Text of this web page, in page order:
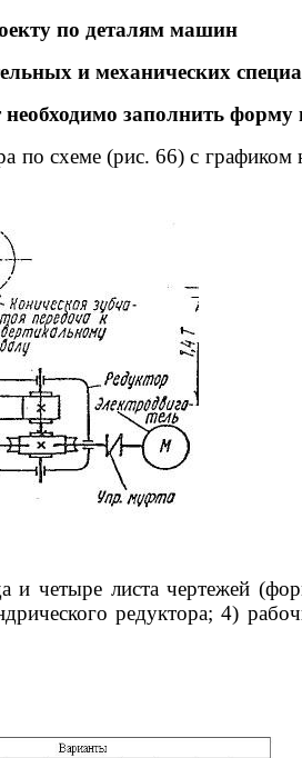
по деталям машин
и механических
необходимо заполнить
по схеме (рис. 66) с
и четыре листа чертежей
редуктора; 4)